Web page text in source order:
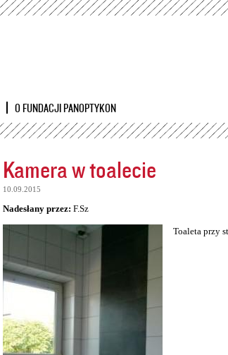
Przejdź
O FUNDACJI PANOPTYKON
Kamera w toalecie
10.09.2015
Nadesłany przez: F.Sz
Toaleta przy